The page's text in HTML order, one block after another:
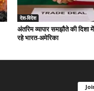
देश-विदेश
अंतरिम व्यापार समझौते की दिशा
रहे भारत-अमेरिका